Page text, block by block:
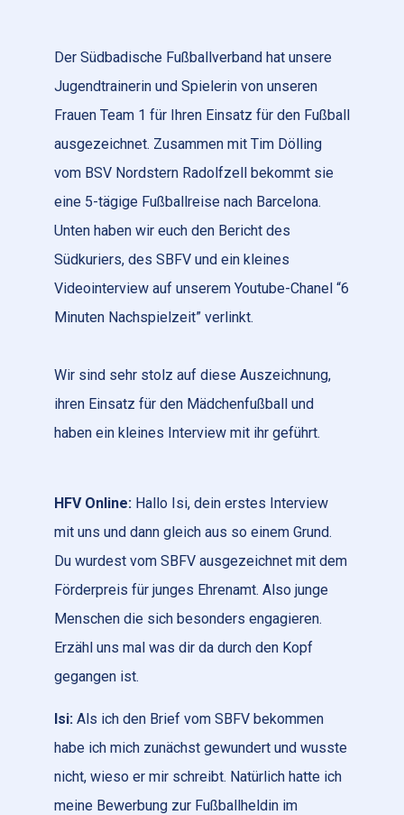
Der Südbadische Fußballverband hat unsere
Jugendtrainerin und Spielerin von unseren
Frauen Team 1 für Ihren Einsatz für den Fußball
ausgezeichnet. Zusammen mit Tim Dölling
vom BSV Nordstern Radolfzell bekommt sie
eine 5-tägige Fußballreise nach Barcelona.
Unten haben wir euch den Bericht des
Südkuriers, des SBFV und ein kleines
Videointerview auf unserem Youtube-Chanel “6
Minuten Nachspielzeit” verlinkt.
Wir sind sehr stolz auf diese Auszeichnung,
ihren Einsatz für den Mädchenfußball und
haben ein kleines Interview mit ihr geführt.
HFV Online: Hallo Isi, dein erstes Interview
mit uns und dann gleich aus so einem Grund.
Du wurdest vom SBFV ausgezeichnet mit dem
Förderpreis für junges Ehrenamt. Also junge
Menschen die sich besonders engagieren.
Erzähl uns mal was dir da durch den Kopf
gegangen ist.
Isi: Als ich den Brief vom SBFV bekommen
habe ich mich zunächst gewundert und wusste
nicht, wieso er mir schreibt. Natürlich hatte ich
meine Bewerbung zur Fußballheldin im